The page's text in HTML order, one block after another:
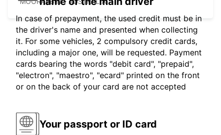
In case of prepayment, the used credit must be in
the driver's name and presented when collecting
it. For some vehicles, 2 compulsory credit cards,
including a major one, will be requested. Payment
cards bearing the words "debit card", "prepaid",
"electron", "maestro", "ecard" printed on the front
or on the back of your card are not accepted
Your passport or ID card